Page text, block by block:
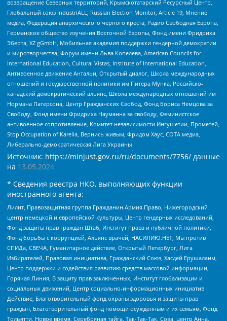
возвращение Северных территорий, Крымскотатарский Ресурсный Центр,
Глобальный союз IndustriALL, Russian Election Monitor, Article 19, Мнение
медиа, Федерация анархического черного креста, Радио Свободная Европа,
Германское общество изучения Восточной Европы, Фонд имени Фридриха
Эберта, XZ gGmbH, Мобильная академия поддержки гендерной демократии
и миротворчества, Форум имени Льва Копелева, American Councils for
International Education, Cultural Vistas, Institute of International Education,
Антивоенное движение Антальи, Открытый диалог, Школа международных
отношений и государственной политики им Питера Мунка, Российско-
канадский демократический альянс, Школа международных отношений им
Нормана Патерсона, Центр Гражданских Свобод, Фонд Бориса Немцова за
Свободу, Фонд имени Фридриха Науманна за свободу, Феминистское
антивоенное сопротивление, Комитет независимости Ингушетии, Прометей,
Stop Occupation of Karelia, Вернись живым, Фридом Хаус, СОТА медиа,
Либерально-демократическая Лига Украины
Источник: https://minjust.gov.ru/ru/documents/7756/ данные
на 13.05.2024
* Сведения реестра НКО, выполняющих функции
иностранного агента:
Лилит, Правозащитная группа Гражданин.Армия.Право, Нижегородский
центр немецкой и европейской культуры, Центр гендерных исследований,
Фонд защиты прав граждан Штаб, Институт права и публичной политики,
Фонд борьбы с коррупцией, Альянс врачей, НАСИЛИЮ.НЕТ, Мы против
СПИДа, СВЕЧА, Гуманитарное действие, Открытый Петербург, Лига
Избирателей, Правовая инициатива, Гражданский Союз, Хасдей Ерушалаим,
Центр поддержки и содействия развитию средств массовой информации,
Горячая Линия, В защиту прав заключенных, Институт глобализации и
социальных движений, Центр социально-информационных инициатив
Действие, Благотворительный фонд охраны здоровья и защиты прав
граждан, Благотворительный фонд помощи осужденным и их семьям, Фонд
Тольятти, Новое время, Серебряная тайга, Так-Так-Так, Сова, центр Анна,